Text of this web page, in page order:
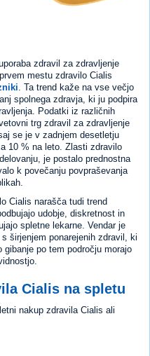
zdravil za zdravljenje
mestu zdravilo Cialis
. Ta trend kaže na vse večjo
spolnega zdravja, ki ju podpira
Podatki iz različnih
trg zdravil za zdravljenje
se je v zadnjem desetletju
10 % na leto. Zlasti zdravilo
je postalo prednostna
k povečanju povpraševanja
Cialis narašča tudi trend
udobje, diskretnost in
spletne lekarne. Vendar je
širjenjem ponarejenih zdravil, ki
po tem področju morajo
Cialis na spletu
nakup zdravila Cialis ali